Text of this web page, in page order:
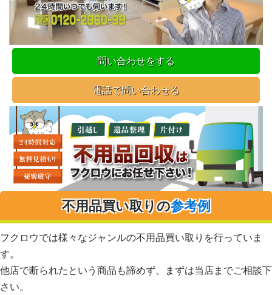
問い合わせをする
電話で問い合わせる
不用品買い取りの参考例
フクロウでは様々なジャンルの不用品買い取りを行っていま
す。
他店で断られたという商品も諦めず、まずは当店までご相談下
さい。